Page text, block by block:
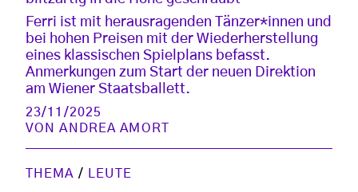
Ferri ist mit herausragenden Tänzer*innen und
bei hohen Preisen mit der Wiederherstellung
eines klassischen Spielplans befasst.
Anmerkungen zum Start der neuen Direktion
am Wiener Staatsballett.
23/11/2025
VONANDREA AMORT
THEMA / LEUTE